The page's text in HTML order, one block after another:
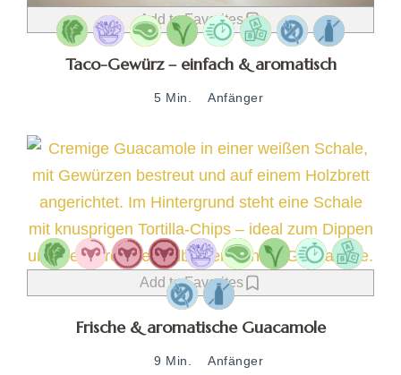
Add to Favorites
Taco-Gewürz – einfach & aromatisch
5 Min. Anfänger
Add to Favorites
Frische & aromatische Guacamole
9 Min. Anfänger